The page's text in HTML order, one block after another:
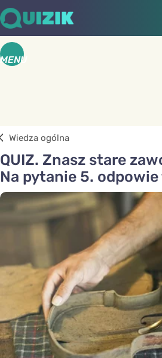
MENU
Wiedza ogólna
QUIZ. Znasz stare
Na pytanie 5.